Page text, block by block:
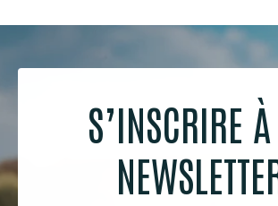
S’INSCRIRE